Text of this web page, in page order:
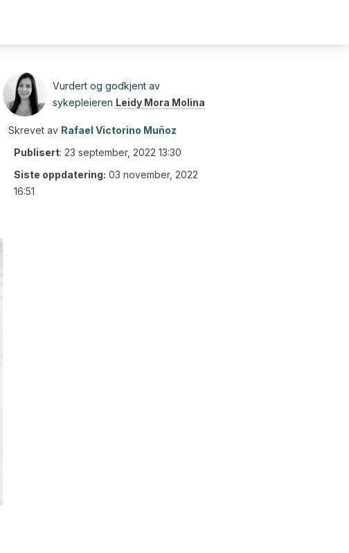
Vurdert og godkjent av
sykepleieren Leidy Mora Molina
Skrevet av Rafael Victorino Muñoz
Publisert: 23 september, 2022 13:30
Siste oppdatering: 03 november, 2022
16:51